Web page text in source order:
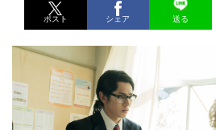
ポスト シェア 送る